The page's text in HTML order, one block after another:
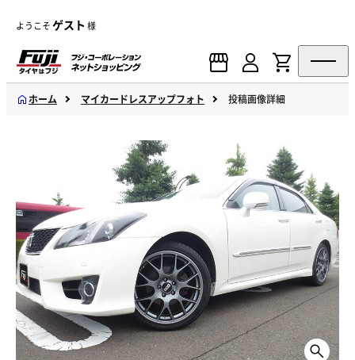
ようこそゲスト 様
ホーム マイカードレスアップフォト 投稿画像詳細